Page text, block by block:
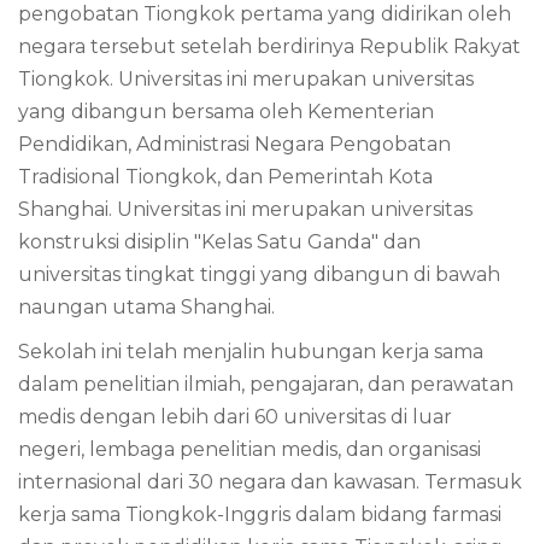
pengobatan Tiongkok pertama yang didirikan oleh
negara tersebut setelah berdirinya Republik Rakyat
Tiongkok. Universitas ini merupakan universitas
yang dibangun bersama oleh Kementerian
Pendidikan, Administrasi Negara Pengobatan
Tradisional Tiongkok, dan Pemerintah Kota
Shanghai. Universitas ini merupakan universitas
konstruksi disiplin "Kelas Satu Ganda" dan
universitas tingkat tinggi yang dibangun di bawah
naungan utama Shanghai.
Sekolah ini telah menjalin hubungan kerja sama
dalam penelitian ilmiah, pengajaran, dan perawatan
medis dengan lebih dari 60 universitas di luar
negeri, lembaga penelitian medis, dan organisasi
internasional dari 30 negara dan kawasan. Termasuk
kerja sama Tiongkok-Inggris dalam bidang farmasi